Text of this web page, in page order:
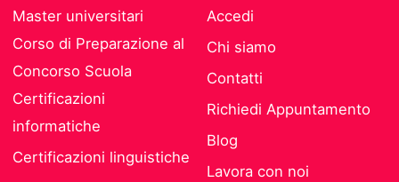
Master universitari
Corso di Preparazione al
Concorso Scuola
Certificazioni
informatiche
Certificazioni linguistiche
Accedi
Chi siamo
Contatti
Richiedi Appuntamento
Blog
Lavora con noi